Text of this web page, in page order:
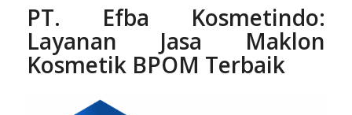
PT. Efba Kosmetindo:
Layanan Jasa Maklon
Kosmetik BPOM Terbaik